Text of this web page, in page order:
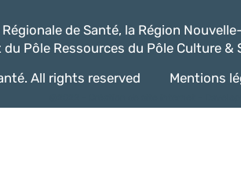
de Santé, la Région
Pôle Ressources du Pôle Culture
All rights reserved
Mentions